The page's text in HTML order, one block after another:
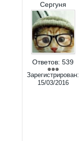
Сергуня
Ответов: 539
Зарегистрирован:
15/03/2016